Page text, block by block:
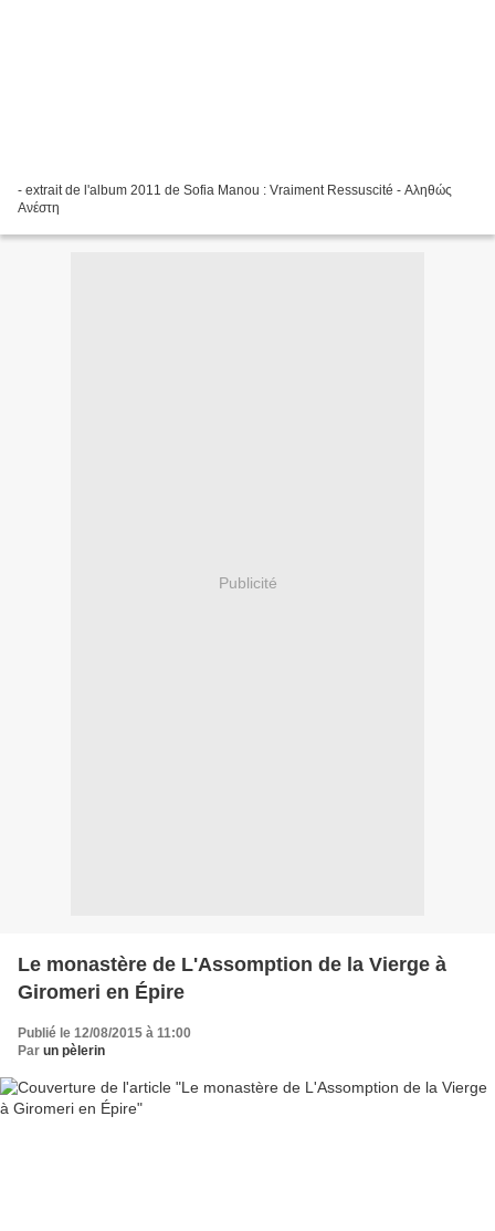
- extrait de l'album 2011 de Sofia Manou : Vraiment Ressuscité - Αληθώς
Ανέστη
Publicité
Le monastère de L'Assomption de la Vierge à
Giromeri en Épire
Publié le 12/08/2015 à 11:00
Par un pèlerin